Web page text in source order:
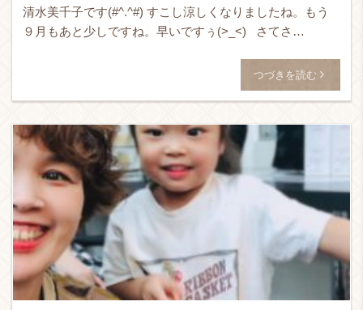
清水美千子です(#^.^#) すこし涼しくなりましたね。もう
９月もあと少しですね。早いですぅ(>_<) さてさ
つづきを読む